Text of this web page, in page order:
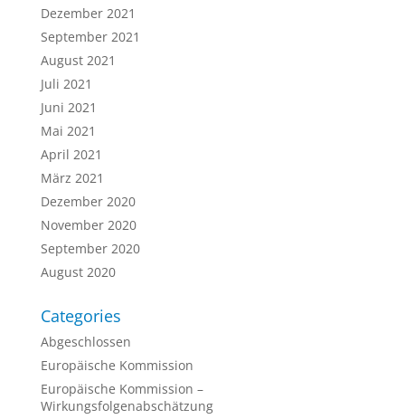
Dezember 2021
September 2021
August 2021
Juli 2021
Juni 2021
Mai 2021
April 2021
März 2021
Dezember 2020
November 2020
September 2020
August 2020
Categories
Abgeschlossen
Europäische Kommission
Europäische Kommission –
Wirkungsfolgenabschätzung